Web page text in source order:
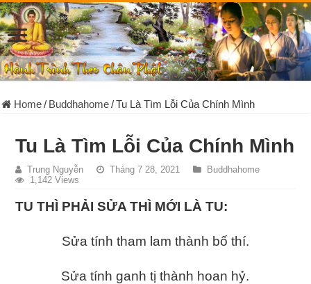
Home/ Buddhahome/Tu Là Tìm Lỗi Của Chính Mình
Tu Là Tìm Lỗi Của Chính Mình
Trung Nguyễn Tháng 7 28, 2021
Buddhahome
1,142 Views
TU THÌ PHẢI SỬA THÌ MỚI LÀ TU:
Sửa tính tham lam thành bố thí.
Sửa tính ganh tị thành hoan hỷ.